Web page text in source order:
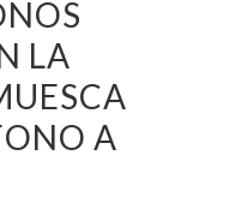
LA
A